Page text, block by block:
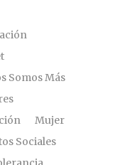
Somos Más
Mujer
Sociales